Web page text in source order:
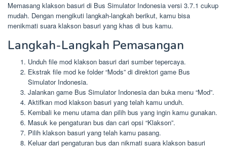
Memasang klakson basuri di Bus Simulator Indonesia versi 3.7.1 cukup
mudah. Dengan mengikuti langkah-langkah berikut, kamu bisa
menikmati suara klakson basuri yang khas di bus kamu.
Langkah-Langkah Pemasangan
Unduh file mod klakson basuri dari sumber tepercaya.
Ekstrak file mod ke folder “Mods” di direktori game Bus
Simulator Indonesia.
Jalankan game Bus Simulator Indonesia dan buka menu “Mod”.
Aktifkan mod klakson basuri yang telah kamu unduh.
Kembali ke menu utama dan pilih bus yang ingin kamu gunakan.
Masuk ke pengaturan bus dan cari opsi “Klakson”.
Pilih klakson basuri yang telah kamu pasang.
Keluar dari pengaturan bus dan nikmati suara klakson basuri